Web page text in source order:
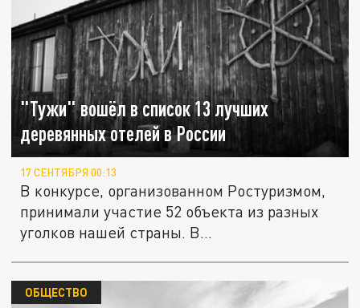
"Тужи" вошёл в список 13 лучших
деревянных отелей в России
17 СЕНТЯБРЯ 00:13
В конкурсе, организованном Ростуризмом,
принимали участие 52 объекта из разных
уголков нашей страны. В...
ОБЩЕСТВО